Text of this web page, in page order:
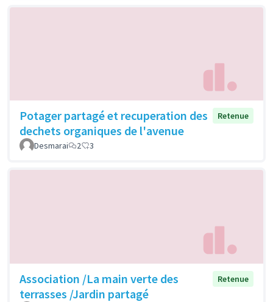
Potager partagé et recuperation des
dechets organiques de l'avenue
Retenue
Desmarai 2 3
Association /La main verte des
terrasses /Jardin partagé
Retenue